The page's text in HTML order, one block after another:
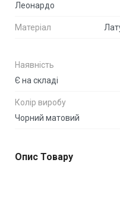
Леонардо
Матеріал
Наявність
Є на складі
Колір виробу
Чорний матовий
Опис Товару